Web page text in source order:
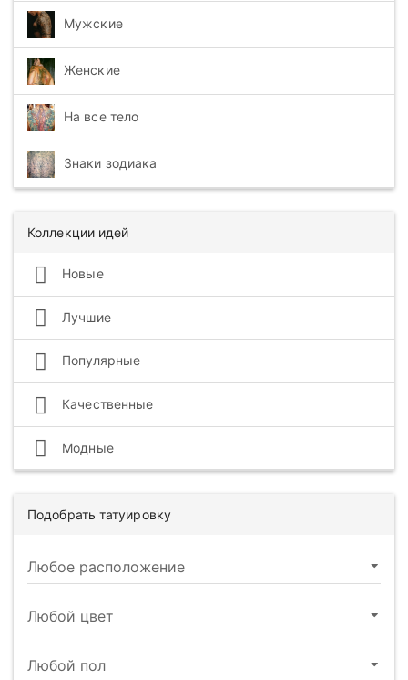
Мужские
Женские
На все тело
Знаки зодиака
Коллекции идей
Новые
Лучшие
Популярные
Качественные
Модные
Подобрать татуировку